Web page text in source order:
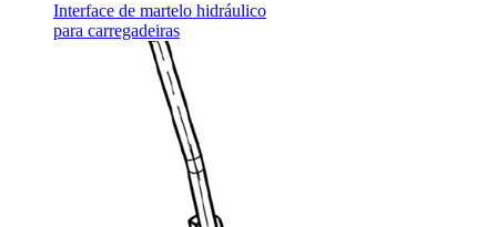
Interface de martelo hidráulico
para carregadeiras